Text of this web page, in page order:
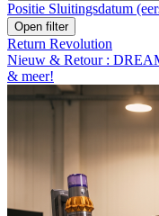
Positie Sluitingsdatum
Open filter
Return Revolution
Nieuw & Retour :
& meer!